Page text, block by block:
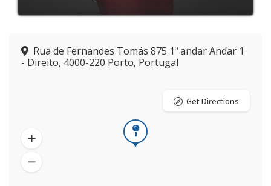
Rua de Fernandes Tomás 875 1º andar Andar 1
- Direito, 4000-220 Porto, Portugal
Get Directions